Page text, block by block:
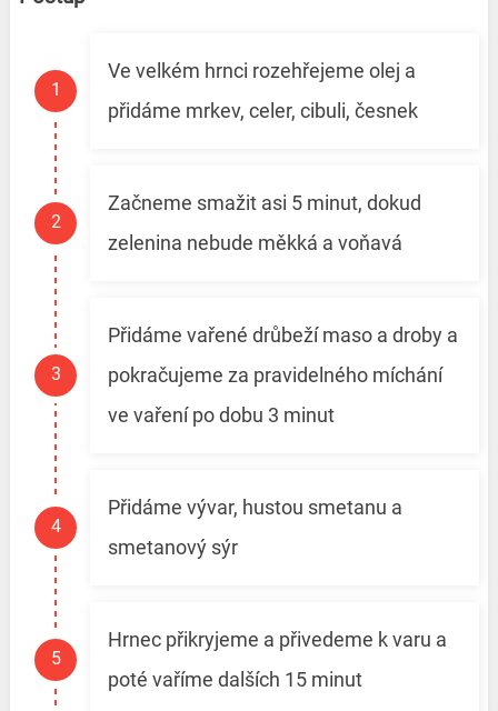
Ve velkém hrnci rozehřejeme olej a
přidáme mrkev, celer, cibuli, česnek
Začneme smažit asi 5 minut, dokud
zelenina nebude měkká a voňavá
Přidáme vařené drůbeží maso a droby a
pokračujeme za pravidelného míchání
ve vaření po dobu 3 minut
Přidáme vývar, hustou smetanu a
smetanový sýr
Hrnec přikryjeme a přivedeme k varu a
poté vaříme dalších 15 minut